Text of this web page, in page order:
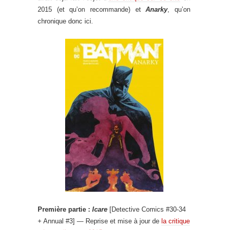
2015 (et qu’on recommande) etAnarky, qu’on
chronique donc ici.
Première partie : Icare [Detective Comics #30-34
+ Annual #3] — Reprise et mise à jour de la critique